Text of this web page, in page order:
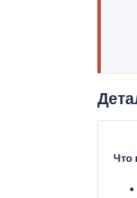
Что